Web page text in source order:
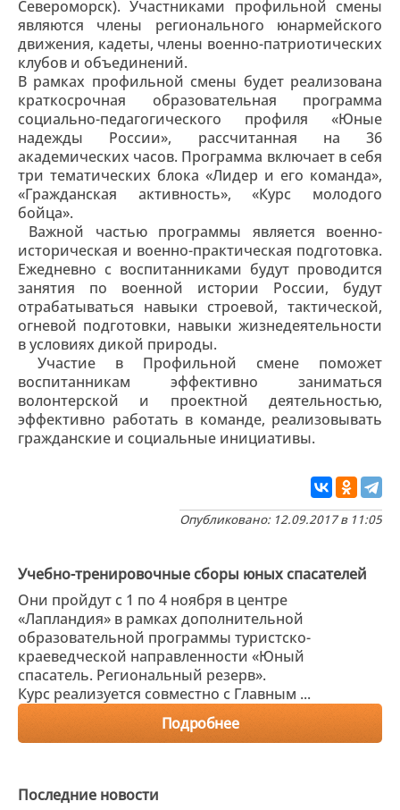
Североморск). Участниками профильной смены
являются члены регионального юнармейского
движения, кадеты, члены военно-патриотических
клубов и объединений.
В рамках профильной смены будет реализована
краткосрочная образовательная программа
социально-педагогического профиля «Юные
надежды России», рассчитанная на 36
академических часов. Программа включает в себя
три тематических блока «Лидер и его команда»,
«Гражданская активность», «Курс молодого
бойца».
Важной частью программы является военно-
историческая и военно-практическая подготовка.
Ежедневно с воспитанниками будут проводится
занятия по военной истории России, будут
отрабатываться навыки строевой, тактической,
огневой подготовки, навыки жизнедеятельности
в условиях дикой природы.
Участие в Профильной смене поможет
воспитанникам эффективно заниматься
волонтерской и проектной деятельностью,
эффективно работать в команде, реализовывать
гражданские и социальные инициативы.
Опубликовано: 12.09.2017 в 11:05
Учебно-тренировочные сборы юных спасателей
Они пройдут с 1 по 4 ноября в центре
«Лапландия» в рамках дополнительной
образовательной программы туристско-
краеведческой направленности «Юный
спасатель. Региональный резерв».
Курс реализуется совместно с Главным ...
Подробнее
Последние новости